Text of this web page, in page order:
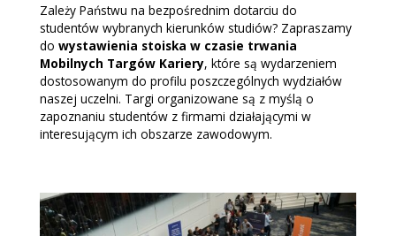
Zależy Państwu na bezpośrednim dotarciu do
studentów wybranych kierunków studiów? Zapraszamy
do wystawienia stoiska w czasie trwania
Mobilnych Targów Kariery, które są wydarzeniem
dostosowanym do profilu poszczególnych wydziałów
naszej uczelni. Targi organizowane są z myślą o
zapoznaniu studentów z firmami działającymi w
interesującym ich obszarze zawodowym.